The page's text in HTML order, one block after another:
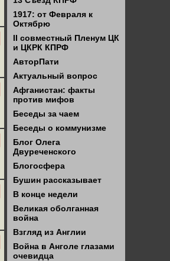
1917: от Февраля к
Октябрю
II совместный Пленум ЦК
и ЦКРК КПРФ
АвторПати
Актуальный вопрос
Афганистан: факты
против мифов
Беседы за чаем
Беседы о коммунизме
Блог Олега
Двуреченского
Блогосфера
Бушин рассказывает
В конце недели
Великая оболганная
война
Взгляд из Англии
Война в Анголе глазами
очевидца